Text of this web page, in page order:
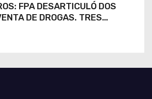
FPA DESARTICULÓ DOS
DE DROGAS. TRES